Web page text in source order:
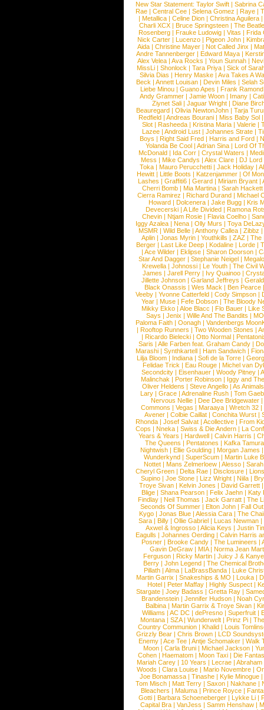
New Star Statement: Taylor Swift | Sabrina
Rae |Central Cee |Selena Gomez |Raye |
| Metallica | Celine Dion | Christina Aguilera |
Charli XCX |Bruce Springsteen |The
Rosenberg | Frauke Ludowig | Vitas | Frida
Nick Carter | Lucenzo | Pigeon John |
Aida |Christine Mayer |Not Called Jinx |
Andre Tannenberger | Edward Maya |
Alex Velea | Ava Rocks | Youn Sunnah |
MissLi | Shonlock | Tara Priya | Sick of
Silvia Dias |Henry Maske |Ava Takes A
Beck |Annett Louisan |Devin Miles |Selah
Liebe Minou |Guano Apes |Frank Ramond
Andy Grammer |Jamie Woon | Imany |
Ziynet Sali |Jaguar Wright |Diane
Beauregard |Olivia NewtonJohn |Tarja
Redfield | Andreas Bourani | Miss Baby Sol
Slot | Rasheeda | Kristina Maria | Valerie |
Lazee | Android Lust | Johannes Strate |
Boys | Right Said Fred | Harris and Ford |
Yolanda Be Cool |Adrian Sina |Lord Of
McDonald | Ida Corr |Crystal Waters |
Mess | Mike Candys | Alex Clare | DJ Lord
Toka | Mauro Perucchetti | Jack Holiday |
Hewitt |Little Boots |Katzenjammer |Of
Lashes |Graffiti6 |Gerard |Miriam Bryant |
Cherri Bomb | Mia Martina | Sarah Hackett
Cierra Ramirez | Richard Durand | Michael
Howard |Dolcenera |Jake Bugg |Kris
Devecerski |A Life Divided |Ramona
Chevin |Ntjam Rosie |Flavia Coelho |
Iggy Azalea | Nena | Olly Murs | Toya
MSMR |Wild Belle |Anthony Callea |Zibbz
Aplin | Jonas Myrin | Youthkills | ZAZ | The
Berger |Last Like Deep |Kodaline |Lorde |
|Ace Wilder |Eklipse |Sharon Doorson |
Star And Dagger | Stephanie Neigel |
Krewella | Johnossi | Le Youth | The Civil
James | Jarell Perry | Ivy Quainoo |
Jillette Johnson | Garland Jeffreys |
Black Onassis | Wes Mack | Ben Pearce
Veeby | Yvonne Catterfeld | Cody Simpson |
Year |Muse |Fefe Dobson |The Bloody
Mikky Ekko | Aloe Blacc | Flo Bauer | Like
Says | Jenix | Wille And The Bandits | MO
Paloma Faith |Oonagh |Vandenbergs
|Rooftop Runners |Two Wooden Stones |
| Ricardo Bielecki | Otto Normal |
Saris | Alle Farben feat. Graham Candy |
Marashi | Synthkartell | Ham Sandwich |
Lilja Bloom | Indiana | Sofi de la Torre |
Felidae Trick | Eau Rouge | Michel van
Secondcity |Eisenhauer |Woody Pitney |
Malinchak |Porter Robinson | Iggy and
Oliver Heldens |Steve Angello |As Animals
Lary | Grace | Adrenaline Rush | Tom
Nervous Nellie | Dee Dee Bridgewater |
Commons |Vegas |Maraaya |Wretch 32 |
Avener | Colbie Caillat | Conchita Wurst |
Rhonda | Josef Salvat | Acollective | From
Cops | Nneka | Swiss & Die Andern | La
Years & Years |Hardwell |Calvin Harris |
The Queens | Pentatones | Kafka Tamura
Nightwish |Ellie Goulding |Morgan James
Wunderkynd | SuperScum | Martin Luke
Nottet |Mans Zelmerloew |Alesso |
Cheryl Green |Delta Rae |Disclosure |
Supino |Joe Stone |Lizz Wright |Niila |
Troye Sivan | Kelvin Jones | David Garrett
Blige | Shana Pearson | Felix Jaehn | Katy
Findlay |Neil Thomas |Jack Garratt |The
Seconds Of Summer |Elton John |Fall
Kygo |Jonas Blue |Alessia Cara |The
Sara |Billy |Ollie Gabriel |Lucas Newman |
Axwel & Ingrosso | Alicia Keys | Justin
Eagulls |Johannes Oerding |Calvin Harris
Posner |Brooke Candy |The Lumineers |
Gavin DeGraw | MIA| Norma Jean
Ferguson | Ricky Martin | Juicy J &
Berry | John Legend | The Chemical
Pillath |Alma |LaBrassBanda |Luke
Martin Garrix | Snakeships & MO | Louka |
Hotel | Peter Maffay | Highly Suspect |
Stargate |Joey Badass |Gretta Ray |
Brandenstein |Jennifer Hudson |Noah
Balbina | Martin Garrix & Troye Sivan |
Williams |AC DC |dePresno |Superfruit |
Montana |SZA|Wunderwelt |Prinz Pi |
Country Communion | Khalid | Louis
Grizzly Bear | Chris Brown | LCD
Enemy | Ace Tee | Antje Schomaker | Walk
Moon |Carla Bruni |Michael Jackson |
Cohen |Haematom |Moon Taxi |Die
Mariah Carey | 10 Years | Lecrae | Abraham
Woods |Clara Louise |Mario Novembre |
Joe Bonamassa | Tinashe | Kylie Minogue |
Tom Misch |Matt Terry |Saxon |Nakhane |
Bleachers | Maluma | Prince Royce |
Gotti |Barbara Schoeneberger |Lykke Li |
Capital Bra |VanJess |Samm Henshaw |